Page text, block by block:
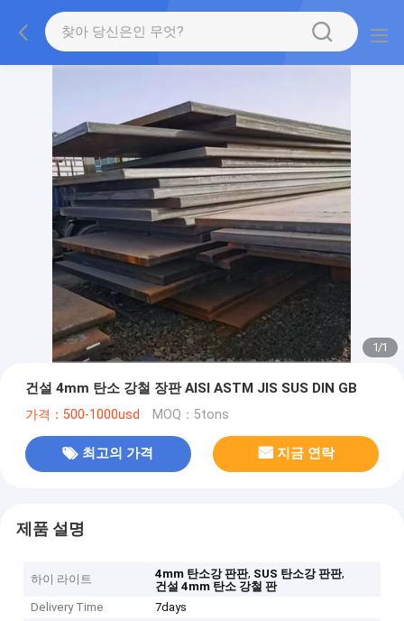
1/1
건설 4mm 탄소 강철 장판 AISI ASTM JIS SUS DIN GB
가격：500-1000usd MOQ：5tons
최고의 가격 지금 연락
제품 설명
하이 라이트 4mm 탄소강 판판, SUS 탄소강 판판,
건설 4mm 탄소 강철 판
Delivery Time
7days